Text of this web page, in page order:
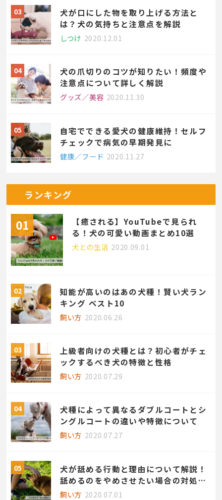
犬が口にした物を取り上げる方法と
は？犬の気持ちと注意点を解説
しつけ 2020.12.01
犬の爪切りのコツが知りたい！頻度や
注意点について詳しく解説
グッズ／美容 2020.11.30
自宅でできる愛犬の健康維持！セルフ
チェックで病気の早期発見に
健康／フード 2020.11.27
ランキング
【癒される】YouTubeで見られ
る！犬の可愛い動画まとめ10選
犬との生活 2020.09.01
知能が高いのはあの犬種！賢い犬ラン
キング ベスト10
飼い方 2020.06.26
上級者向けの犬種とは？初心者がチェ
ックするべき犬の特徴と性格
飼い方 2020.07.29
犬種によって異なるダブルコートとシ
ングルコートの違いや特徴について
飼い方 2020.07.27
犬が舐める行動と理由について解説！
舐めるのをやめさせたい場合の対処法
も
飼い方 2020.07.01